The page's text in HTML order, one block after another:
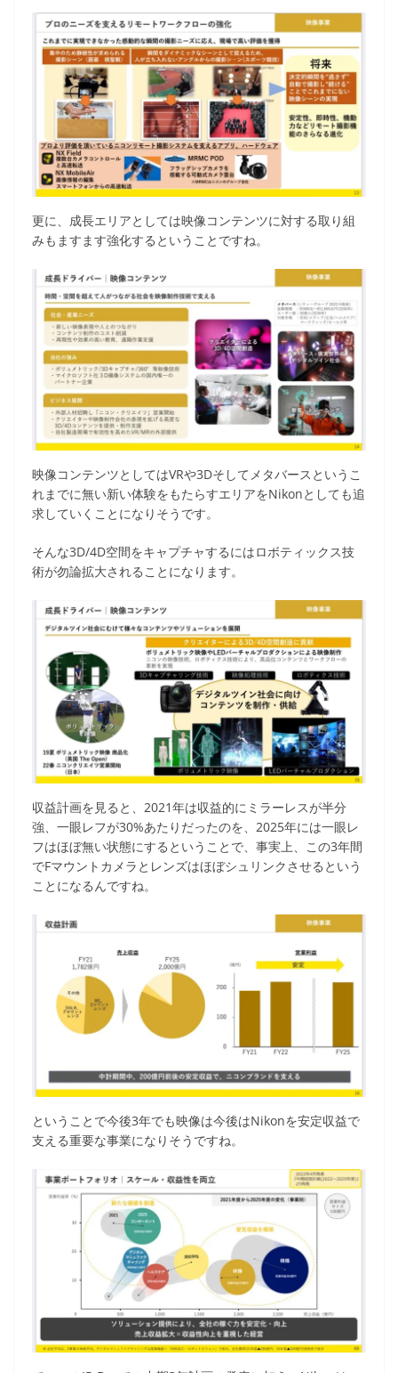
更に、成長エリアとしては映像コンテンツに対する取り組
みもますます強化するということですね。
映像コンテンツとしてはVRや3Dそしてメタバースというこ
れまでに無い新い体験をもたらすエリアをNikonとしても追
求していくことになりそうです。
そんな3D/4D空間をキャプチャするにはロボティックス技
術が勿論拡大されることになります。
収益計画を見ると、2021年は収益的にミラーレスが半分
強、一眼レフが30%あたりだったのを、2025年には一眼レ
フはほぼ無い状態にするということで、事実上、この3年間
でFマウントカメラとレンズはほぼシュリンクさせるという
ことになるんですね。
ということで今後3年でも映像は今後はNikonを安定収益で
支える重要な事業になりそうですね。